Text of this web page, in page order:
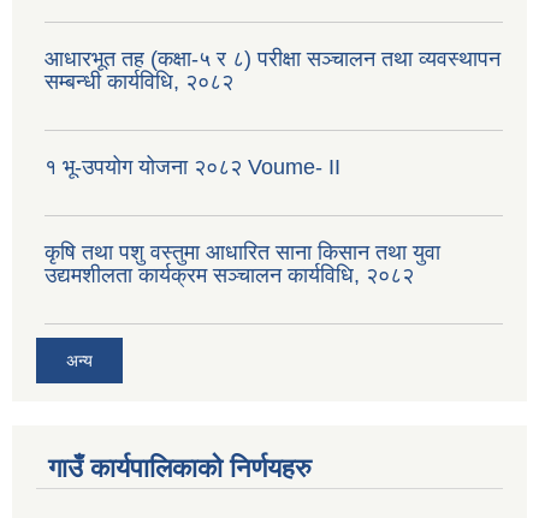
आधारभूत तह (कक्षा-५ र ८) परीक्षा सञ्चालन तथा व्यवस्थापन
सम्बन्धी कार्यविधि, २०८२
१ भू-उपयोग योजना २०८२ Voume- II
कृषि तथा पशु वस्तुमा आधारित साना किसान तथा युवा
उद्यमशीलता कार्यक्रम सञ्चालन कार्यविधि, २०८२
अन्य
गाउँ कार्यपालिकाको निर्णयहरु